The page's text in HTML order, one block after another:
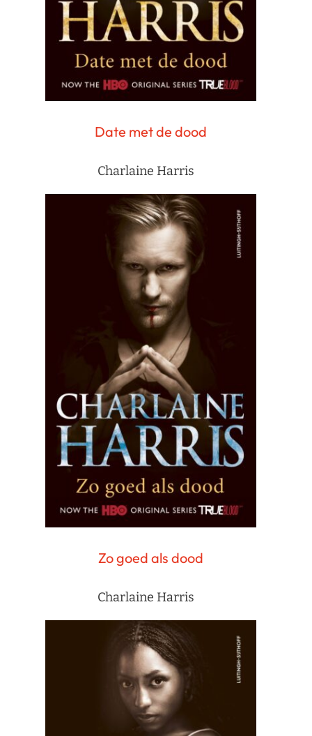
Date met de dood
Charlaine Harris
Zo goed als dood
Charlaine Harris